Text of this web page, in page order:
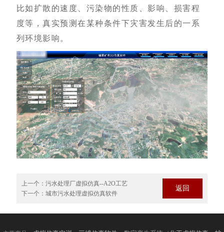
比如扩散的速度、污染物的性质、影响、损害程
度等，真实预测在某种条件下灾害发生后的一系
列环境影响。
上一个： 污水处理厂虚拟仿真--A2O工艺
下一个： 城市污水处理虚拟仿真软件
返回